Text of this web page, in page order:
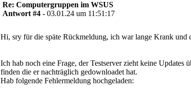
Re: Computergruppen im WSUS
Antwort #4 - 03.01.24 um 11:51:17
Hi, sry für die späte Rückmeldung, ich war lange Krank
Ich hab noch eine Frage, der Testserver zieht keine
finden die er nachträglich gedownloadet hat.
Hab folgende Fehlermeldung hochgeladen: